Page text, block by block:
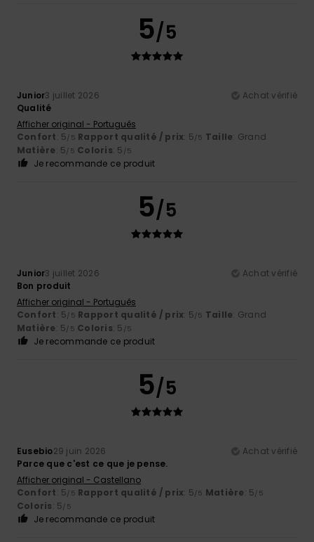
5/5
Junior3 juillet 2026
Achat vérifié
Qualité
Afficher original - Português
Confort: 5/5 Rapport qualité / prix: 5/5 Taille: Grand
Matière: 5/5 Coloris: 5 /5
Je recommande ce produit
5/5
Junior3 juillet 2026
Achat vérifié
Bon produit
Afficher original - Português
Confort: 5/5 Rapport qualité / prix: 5/5 Taille: Grand
Matière: 5/5 Coloris: 5 /5
Je recommande ce produit
5/5
Eusebio29 juin 2026
Achat vérifié
Parce que c'est ce que je pense.
Afficher original - Castellano
Confort: 5/5 Rapport qualité / prix: 5/5 Matière: 5/5
Coloris: 5/5
Je recommande ce produit